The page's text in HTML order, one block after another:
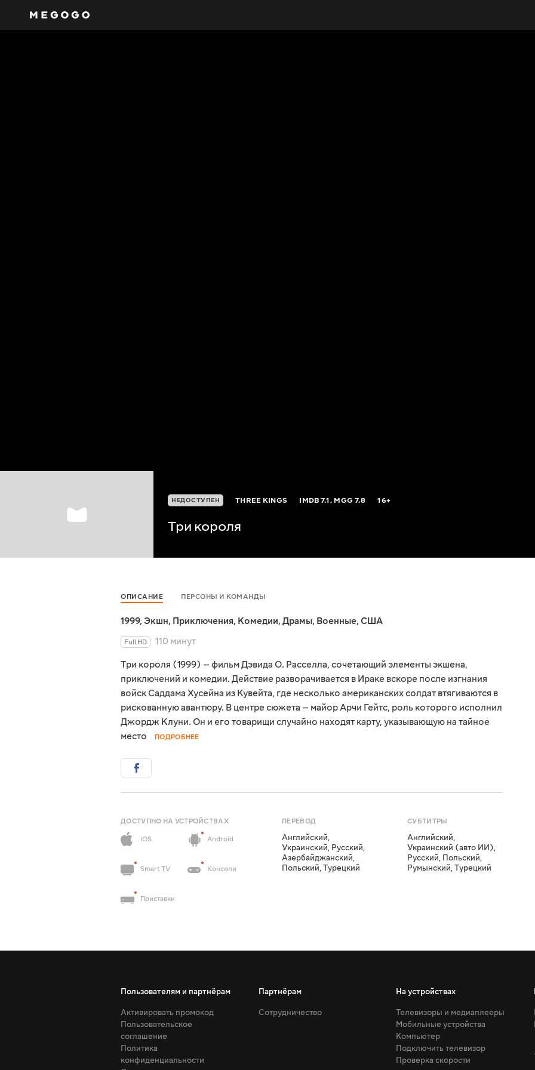
НЕДОСТУПЕН THREE KINGS IMDB7.1, MGG7.8 16+
Три короля
ОПИСАНИЕ ПЕРСОНЫ И КОМАНДЫ
1999, Экшн, Приключения, Комедии, Драмы, Военные, США
Full HD
110 минут
Три короля (1999) — фильм Дэвида О. Расселла, сочетающий элементы экшена,
приключений и комедии. Действие разворачивается в Ираке вскоре после изгнания
войск Саддама Хусейна из Кувейта, где несколько американских солдат втягиваются в
рискованную авантюру. В центре сюжета — майор Арчи Гейтс, роль которого исполнил
Джордж Клуни. Он и его товарищи случайно находят карту, указывающую на тайное
место
ПОДРОБНЕЕ
ДОСТУПНО НА УСТРОЙСТВАХ
iOS
Android
Smart TV Консоли
Приставки
ПЕРЕВОД
Английский,
Украинский, Русский,
Азербайджанский,
Польский,Турецкий
СУБТИТРЫ
Английский,
Украинский (авто ИИ),
Русский, Польский,
Румынский,Турецкий
Пользователям и партнёрам
Активировать промокод
Пользовательское
соглашение
Политика
конфиденциальности
Партнёрам
Сотрудничество
На устройствах
Телевизоры и медиаплееры
Мобильные устройства
Компьютер
Подключить телевизор
Проверка скорости